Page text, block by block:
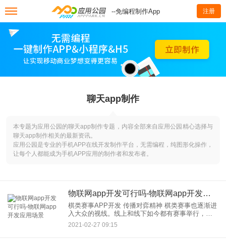
--免编程制作App 注册
聊天app制作
本专题为应用公园的聊天app制作专题，内容全部来自应用公园精心选择与
聊天app制作相关的最新资讯。
应用公园是专业的手机APP在线开发制作平台，无需编程，纯图形化操作，
让每个人都能成为手机APP应用的制作者和发布者。
物联网app开发可行吗-物联网app开发应用场景
棋类赛事APP开发 传播对弈精神 棋类赛事也逐渐进
入大众的视线。线上和线下如今都有赛事举行，用
户可以根据自己的实际情况来选择可以参加的赛
事。棋类赛事APP开发集合了实时对弈、线上教学
2021-02-27 09:15